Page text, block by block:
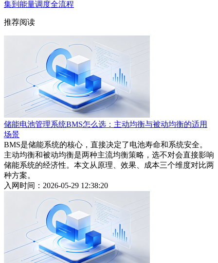
集到能量调度全流程
推荐阅读
储能电池管理系统BMS怎么选：主动均衡与被动均衡的适用
场景
BMS是储能系统的核心，直接决定了电池寿命和系统安全。
主动均衡和被动均衡是两种主流均衡策略，选不对会直接影响
储能系统的经济性。本文从原理、效果、成本三个维度对比两
种方案。
入网时间：2026-05-29 12:38:20